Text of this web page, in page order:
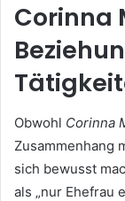
Corinna
Obwohl Corinna
Zusammenhang
sich bewusst
als „nur Ehefrau